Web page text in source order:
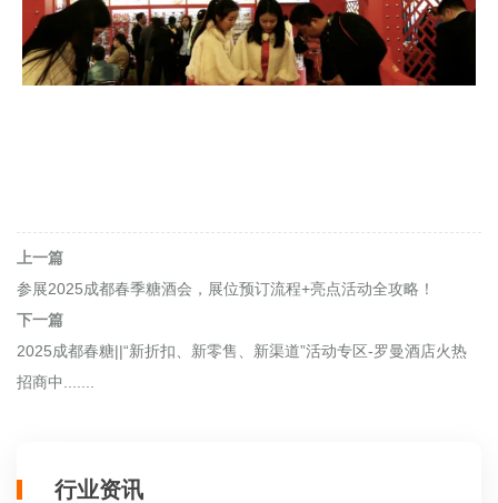
上一篇
参展2025成都春季糖酒会，展位预订流程+亮点活动全攻略！
下一篇
2025成都春糖||“新折扣、新零售、新渠道”活动专区-罗曼酒店火热
招商中.......
行业资讯